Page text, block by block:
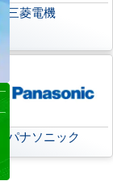
三菱電機
パナソニック